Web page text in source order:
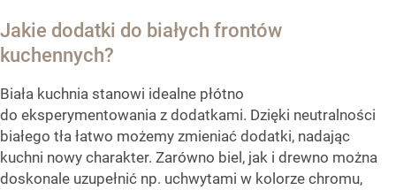
Jakie dodatki do białych frontów
kuchennych?
Biała kuchnia stanowi idealne płótno
do eksperymentowania z dodatkami. Dzięki neutralności
białego tła łatwo możemy zmieniać dodatki, nadając
kuchni nowy charakter. Zarówno biel, jak i drewno można
doskonale uzupełnić np. uchwytami w kolorze chromu,